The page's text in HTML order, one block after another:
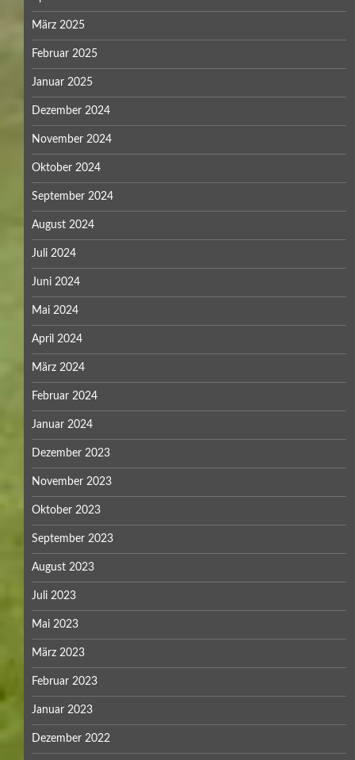
März 2025
Februar 2025
Januar 2025
Dezember 2024
November 2024
Oktober 2024
September 2024
August 2024
Juli 2024
Juni 2024
Mai 2024
April 2024
März 2024
Februar 2024
Januar 2024
Dezember 2023
November 2023
Oktober 2023
September 2023
August 2023
Juli 2023
Mai 2023
März 2023
Februar 2023
Januar 2023
Dezember 2022